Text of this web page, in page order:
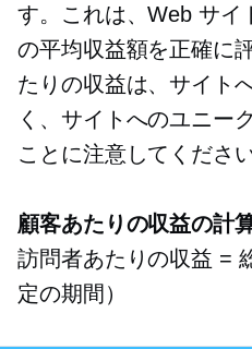
す。これは、Web サイ
の平均収益額を正確に
たりの収益は、サイト
く、サイトへのユニー
ことに注意してください
顧客あたりの収益の計
訪問者あたりの収益 =
定の期間）